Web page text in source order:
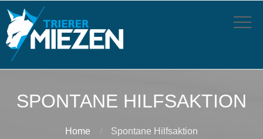
SPONTANE HILFSAKTION
Home Spontane Hilfsaktion